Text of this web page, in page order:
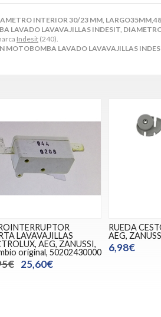
INTERIOR 30/23 MM,
LAVADO LAVAVAJILLAS INDESIT,
Indesit (240).
MOTOBOMBA LAVADO LAVAVAJILLAS
LAVAVAJILLAS
AEG, ZANUSSI,
original, 50202430000
25,60€
RUEDA
AEG,
6,98€